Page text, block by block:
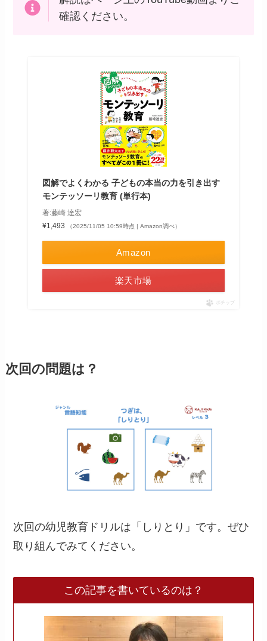
確認ください。
図解でよくわかる 子どもの本当の力を引き出す
モンテッソーリ教育 (単行本)
著:藤崎 達宏
¥1,493
（2025/11/05 10:59時点 | Amazon調べ）
Amazon
楽天市場
ポチップ
次回の問題は？
次回の幼児教育ドリルは「しりとり」です。ぜひ
取り組んでみてください。
この記事を書いているのは？